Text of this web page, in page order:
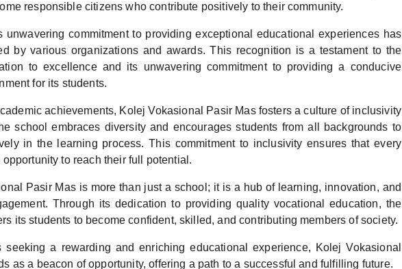
responsible citizens who contribute positively to their community.
unwavering commitment to providing exceptional educational experiences has
by various organizations and awards. This recognition is a testament to the
to excellence and its unwavering commitment to providing a conducive
for its students.
achievements, Kolej Vokasional Pasir Mas fosters a culture of inclusivity
school embraces diversity and encourages students from all backgrounds to
in the learning process. This commitment to inclusivity ensures that every
to reach their full potential.
Pasir Mas is more than just a school; it is a hub of learning, innovation, and
Through its dedication to providing quality vocational education, the
its students to become confident, skilled, and contributing members of society.
seeking a rewarding and enriching educational experience, Kolej Vokasional
as a beacon of opportunity, offering a path to a successful and fulfilling future.